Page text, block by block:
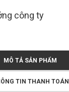
công ty
MÔ TẢ SẢN PHẨM
TIN THANH TOÁN